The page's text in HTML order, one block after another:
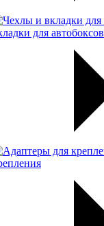
для автобоксов